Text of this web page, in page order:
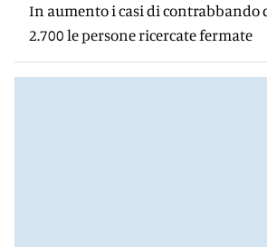
In aumento i casi di contrabbando
2.700 le persone ricercate fermate